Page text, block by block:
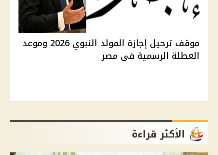
موقف ترحيل إجازة المولد النبوي 2026 وموعد
العطلة الرسمية في مصر
الأكثر قراءة